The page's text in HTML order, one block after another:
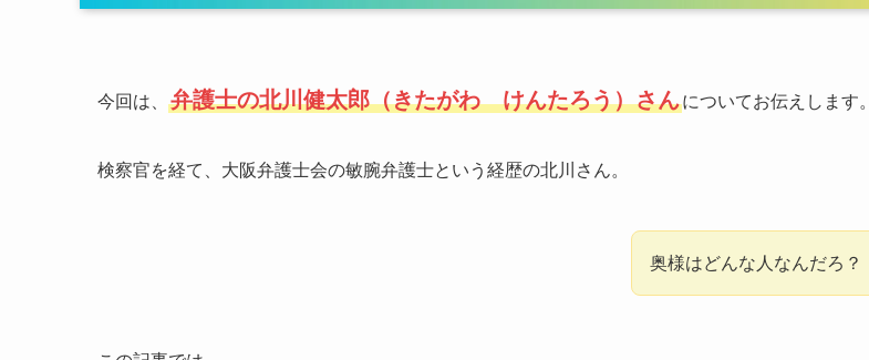
今回は、 弁護士の北川健太郎（きたがわ けんたろう）さんについてお伝えします。
検察官を経て、大阪弁護士会の敏腕弁護士という経歴の北川さん。
奥様はどんな人なんだろ？